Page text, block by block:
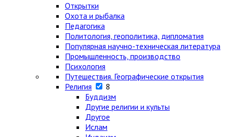
Открытки
Охота и рыбалка
Педагогика
Политология, геополитика, дипломатия
Популярная научно-техническая литература
Промышленность, производство
Психология
Путешествия. Географические открытия
Религия
8
Буддизм
Другие религии и культы
Другое
Ислам